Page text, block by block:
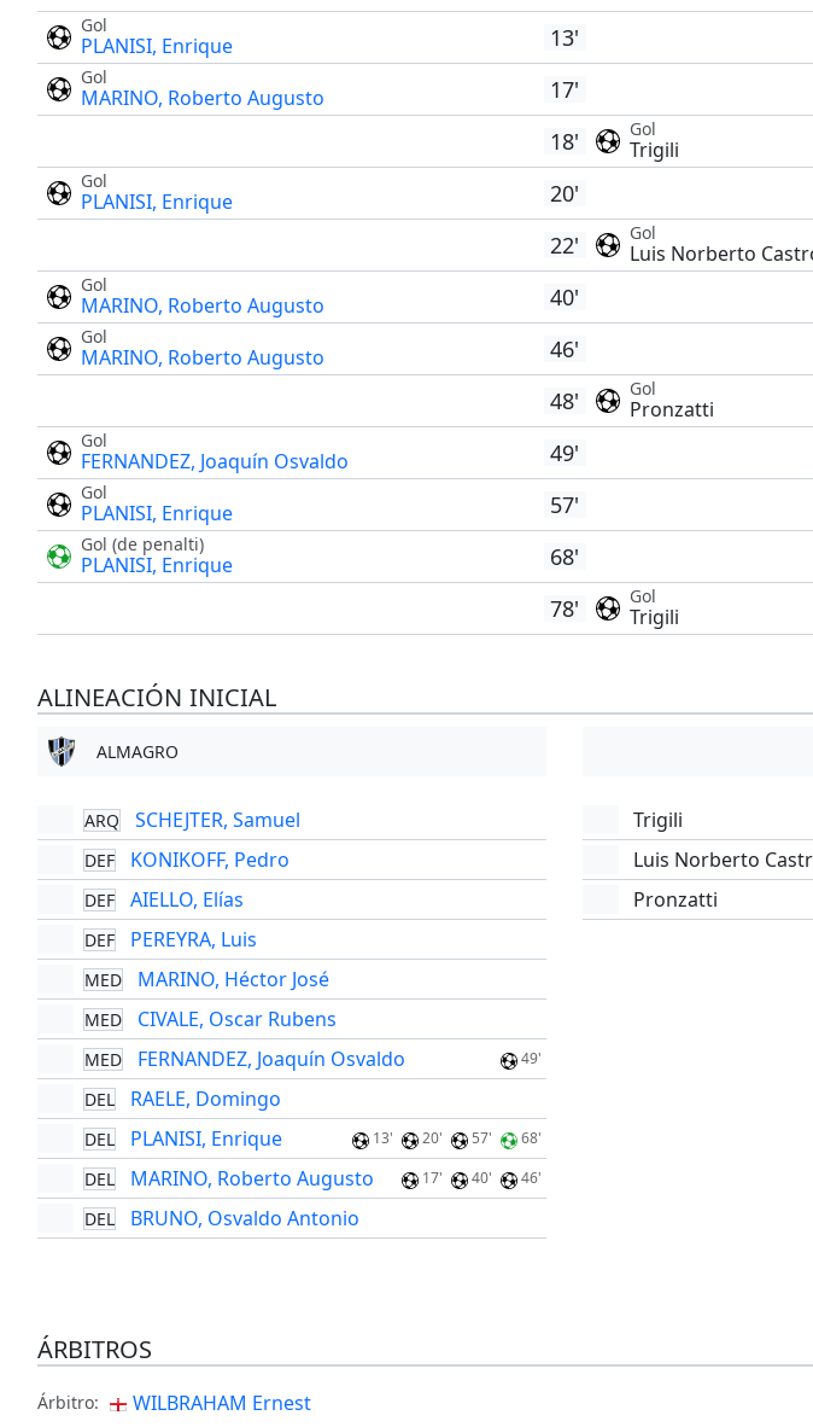
Gol
PLANISI, Enrique 13'
Gol
MARINO, Roberto Augusto
17'
18'
Gol
Trigili
Gol
PLANISI, Enrique
20'
22'
Gol
Luis Norberto
Gol
MARINO, Roberto Augusto 40'
Gol
MARINO, Roberto Augusto
46'
48'
Gol
Pronzatti
Gol
FERNANDEZ, Joaquín Osvaldo 49'
Gol
PLANISI, Enrique 57'
Gol (de penalti)
PLANISI, Enrique
68'
78'
Gol
Trigili
ALINEACIÓN INICIAL
ALMAGRO
ARQ SCHEJTER, Samuel
DEF KONIKOFF, Pedro
DEF AIELLO, Elías
DEF PEREYRA, Luis
MED MARINO, Héctor José
MED CIVALE, Oscar Rubens
MED FERNANDEZ, Joaquín Osvaldo 49'
DEL RAELE, Domingo
DEL PLANISI, Enrique 13' 20' 57' 68'
DEL MARINO, Roberto Augusto 17' 40' 46'
DEL BRUNO, Osvaldo Antonio
Trigili
Luis Norberto
Pronzatti
ÁRBITROS
Árbitro: WILBRAHAM Ernest